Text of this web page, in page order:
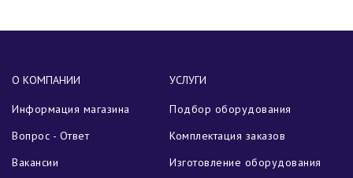
О КОМПАНИИ
Информация магазина
Вопрос - Ответ
Вакансии
УСЛУГИ
Подбор оборудования
Комплектация заказов
Изготовление оборудования